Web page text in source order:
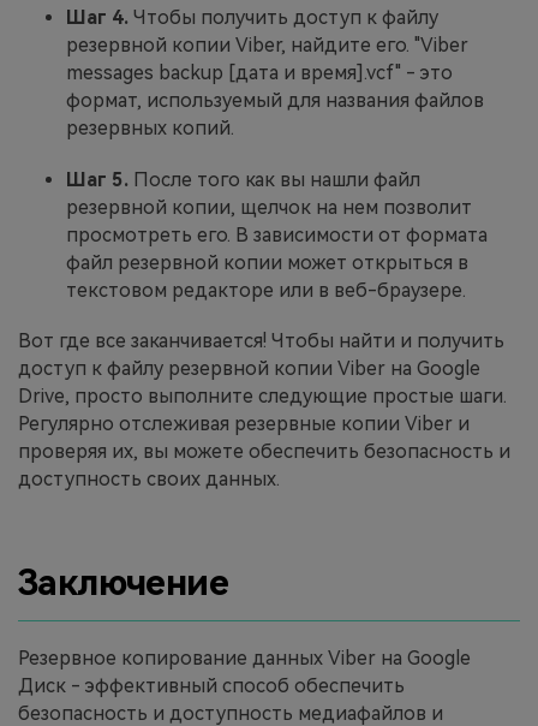
Шаг 4. Чтобы получить доступ к файлу
резервной копии Viber, найдите его. "Viber
messages backup [дата и время].vcf" - это
формат, используемый для названия файлов
резервных копий.
Шаг 5. После того как вы нашли файл
резервной копии, щелчок на нем позволит
просмотреть его. В зависимости от формата
файл резервной копии может открыться в
текстовом редакторе или в веб-браузере.
Вот где все заканчивается! Чтобы найти и получить
доступ к файлу резервной копии Viber на Google
Drive, просто выполните следующие простые шаги.
Регулярно отслеживая резервные копии Viber и
проверяя их, вы можете обеспечить безопасность и
доступность своих данных.
Заключение
Резервное копирование данных Viber на Google
Диск - эффективный способ обеспечить
безопасность и доступность медиафайлов и